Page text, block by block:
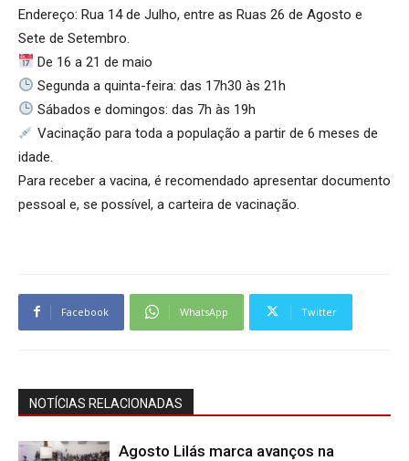
Endereço: Rua 14 de Julho, entre as Ruas 26 de Agosto e
Sete de Setembro.
De 16 a 21 de maio
Segunda a quinta-feira: das 17h30 às 21h
Sábados e domingos: das 7h às 19h
Vacinação para toda a população a partir de 6 meses de
idade.
Para receber a vacina, é recomendado apresentar documento
pessoal e, se possível, a carteira de vacinação.
Facebook WhatsApp Twitter
NOTÍCIAS RELACIONADAS
Agosto Lilás marca avanços na